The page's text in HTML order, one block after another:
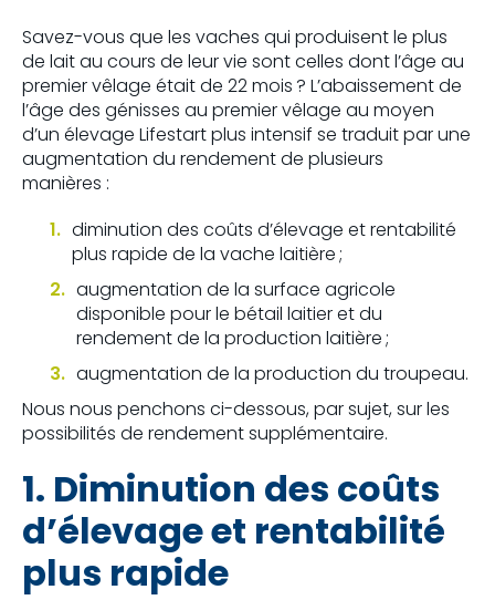
Savez-vous que les vaches qui produisent le plus
de lait au cours de leur vie sont celles dont l’âge au
premier vêlage était de 22 mois ? L’abaissement de
l’âge des génisses au premier vêlage au moyen
d’un élevage Lifestart plus intensif se traduit par une
augmentation du rendement de plusieurs
manières :
diminution des coûts d’élevage et rentabilité
plus rapide de la vache laitière ;
augmentation de la surface agricole
disponible pour le bétail laitier et du
rendement de la production laitière ;
augmentation de la production du troupeau.
Nous nous penchons ci-dessous, par sujet, sur les
possibilités de rendement supplémentaire.
1. Diminution des coûts
d’élevage et rentabilité
plus rapide